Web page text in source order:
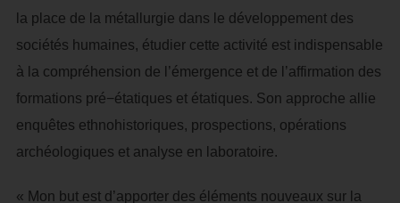
la place de la métallurgie dans le développement des
sociétés humaines, étudier cette activité est indispensable
à la compréhension de l’émergence et de l’affirmation des
formations pré−étatiques et étatiques. Son approche allie
enquêtes ethnohistoriques, prospections, opérations
archéologiques et analyse en laboratoire.
« Mon but est d’apporter des éléments nouveaux sur la